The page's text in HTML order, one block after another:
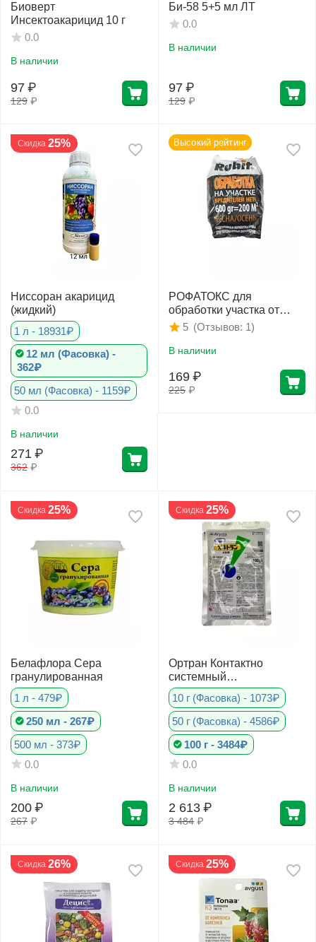
Биоверт
Инсектоакарицид 10 г
0.0
В наличии
129 ₽
97 ₽
Би-58 5+5 мл ЛТ
0.0
В наличии
129 ₽
97 ₽
Скидка 25%
Ниссоран акарицид
(жидкий)
1 л - 18931₽
12 мл (Фасовка) -
362₽
50 мл (Фасовка) - 1159₽
0.0
В наличии
362 ₽
271 ₽
Высокий рейтинг
РОФАТОКС для
обработки участка от
почвенных вредителей
гранулы 600 г РУБИТ
(Отзывов: 1)
5
В наличии
225 ₽
169 ₽
Скидка 25%
Белафлора Сера
гранулированная
1 л - 479₽
250 мл - 267₽
500 мл - 373₽
0.0
В наличии
267 ₽
200 ₽
Скидка 25%
Ортран Контактно
системный
инсектоакарицид Япония
10 г (Фасовка) - 1073₽
50 г (Фасовка) - 4586₽
100 г - 3484₽
0.0
В наличии
3 484 ₽
2 613 ₽
Скидка 26% Скидка 25%